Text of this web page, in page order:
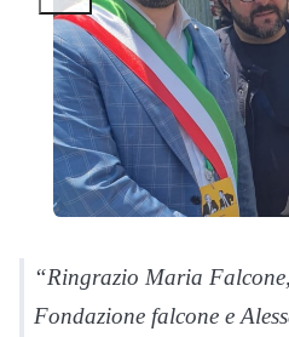
“Ringrazio Maria
Fondazione falcone e